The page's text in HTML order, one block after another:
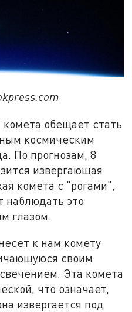
обещает стать
космическим
По прогнозам, 8
извергающая
комета с "рогами",
наблюдать это
глазом.
к нам комету
своим
Эта комета
что означает,
извергается под